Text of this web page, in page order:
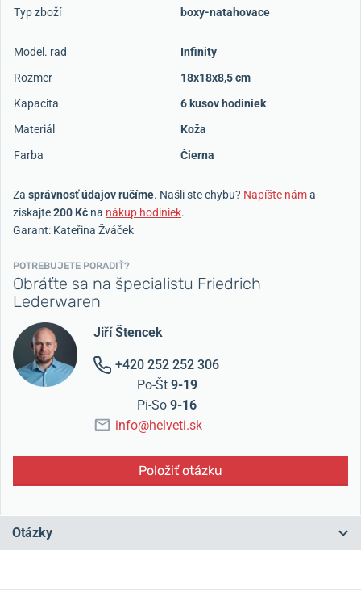
Typ zboží boxy-natahovace
Model. rad
Infinity
Rozmer
18x18x8,5 cm
Kapacita
6 kusov hodiniek
Materiál
Koža
Farba
Čierna
Za správnosť údajov ručíme. Našli ste chybu? Napíšte náma
získajte200 Kč na nákup hodiniek.
Garant: Kateřina Žváček
POTREBUJETE PORADIŤ?
Obráťte sa na špecialistu Friedrich
Lederwaren
Jiří Štencek
+420 252 252 306
Po-Št 9-19
Pi-So 9-16
info@helveti.sk
Položiť otázku
Otázky
Máte otázku? Zanechajte nám komentár